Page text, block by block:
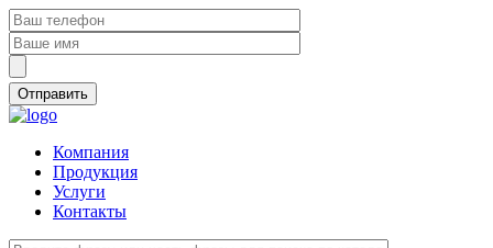
Компания
Продукция
Услуги
Контакты